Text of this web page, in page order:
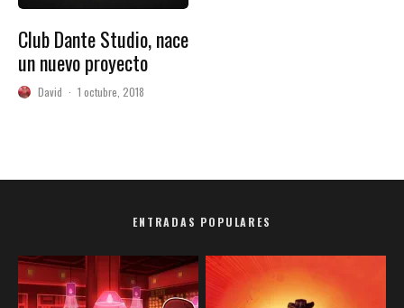
Club Dante Studio, nace
un nuevo proyecto
David · 1 octubre, 2018
ENTRADAS POPULARES